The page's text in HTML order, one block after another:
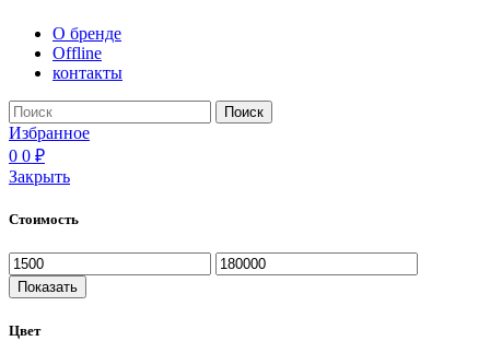
О бренде
Offline
контакты
Поиск
Избранное
0 0 ₽
Закрыть
Стоимость
Минимальная
цена
Максимальная
цена
Показать
Цвет